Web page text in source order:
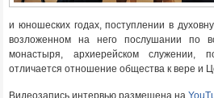
и юношеских годах, поступлении в
возложенном на него послушании по
монастыря, архиерейском
отличается отношение общества к вере и
Видеозапись интервью размещена на